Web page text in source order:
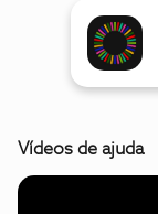
Vídeos de ajuda